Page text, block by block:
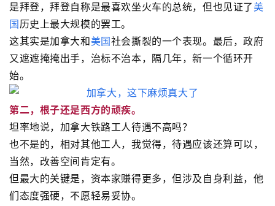
是拜登，拜登自称是最喜欢坐火车的总统，但也见证了美
国 历史上最大规模的罢工。
这其实是加拿大和美国社会撕裂的一个表现。最后，政府
又遮遮掩掩出手，治标不治本，隔几年，新一个循环开
始。
第二，根子还是西方的顽疾。
坦率地说，加拿大铁路工人待遇不高吗？
也不是的，相对其他工人，我觉得，待遇应该还算可以，
当然，改善空间肯定有。
但最大的关键是，资本家赚得更多，但涉及自身利益，他
们态度强硬，不愿轻易妥协。